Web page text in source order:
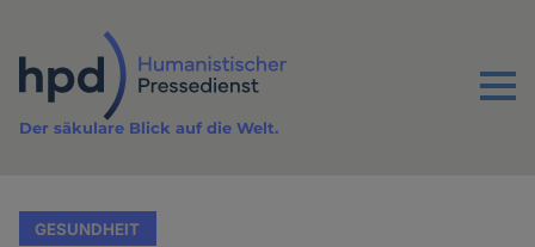
Inhalt
Menu
Der säkulare Blick auf die Welt.
GESUNDHEIT